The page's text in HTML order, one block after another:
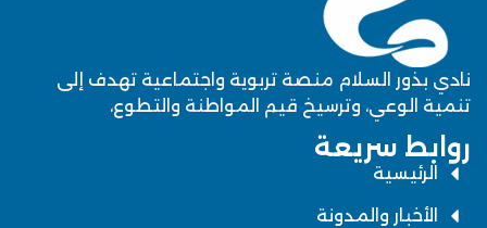
نادي بذور السلام منصة تربوية واجتماعية تهدف إلى
تنمية الوعي، وترسيخ قيم المواطنة والتطوع،
روابط سريعة
الرئيسية
الأخبار والمدونة